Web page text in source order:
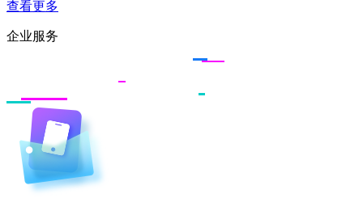
查看更多
企业服务